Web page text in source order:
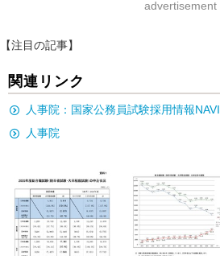
advertisement
【注目の記事】
関連リンク
人事院：国家公務員試験採用情報NAVI
人事院